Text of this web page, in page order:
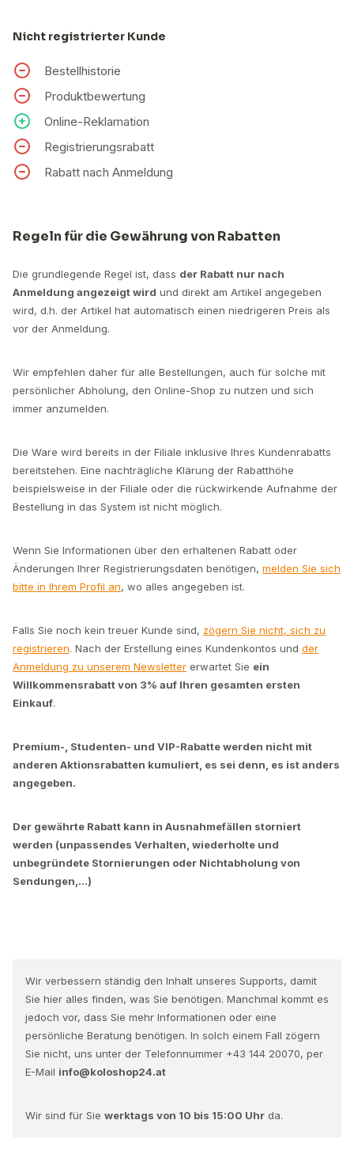
Nicht registrierter Kunde
Bestellhistorie
Produktbewertung
Online-Reklamation
Registrierungsrabatt
Rabatt nach Anmeldung
Regeln für die Gewährung von Rabatten
Die grundlegende Regel ist, dass der Rabatt nur nach
Anmeldung angezeigt wird und direkt am Artikel angegeben
wird, d.h. der Artikel hat automatisch einen niedrigeren Preis als
vor der Anmeldung.
Wir empfehlen daher für alle Bestellungen, auch für solche mit
persönlicher Abholung, den Online-Shop zu nutzen und sich
immer anzumelden.
Die Ware wird bereits in der Filiale inklusive Ihres Kundenrabatts
bereitstehen. Eine nachträgliche Klärung der Rabatthöhe
beispielsweise in der Filiale oder die rückwirkende Aufnahme der
Bestellung in das System ist nicht möglich.
Wenn Sie Informationen über den erhaltenen Rabatt oder
Änderungen Ihrer Registrierungsdaten benötigen, melden Sie sich
bitte in Ihrem Profil an, wo alles angegeben ist.
Falls Sie noch kein treuer Kunde sind, zögern Sie nicht, sich zu
registrieren. Nach der Erstellung eines Kundenkontos und der
Anmeldung zu unserem Newsletter erwartet Sie ein
Willkommensrabatt von 3% auf Ihren gesamten ersten
Einkauf.
Premium-, Studenten- und VIP-Rabatte werden nicht mit
anderen Aktionsrabatten kumuliert, es sei denn, es ist anders
angegeben.
Der gewährte Rabatt kann in Ausnahmefällen storniert
werden (unpassendes Verhalten, wiederholte und
unbegründete Stornierungen oder Nichtabholung von
Sendungen,...)
Wir verbessern ständig den Inhalt unseres Supports, damit
Sie hier alles finden, was Sie benötigen. Manchmal kommt es
jedoch vor, dass Sie mehr Informationen oder eine
persönliche Beratung benötigen. In solch einem Fall zögern
Sie nicht, uns unter der Telefonnummer +43 144 20070, per
E-Mail info@koloshop24.at
Wir sind für Sie werktags von 10 bis 15:00 Uhr da.